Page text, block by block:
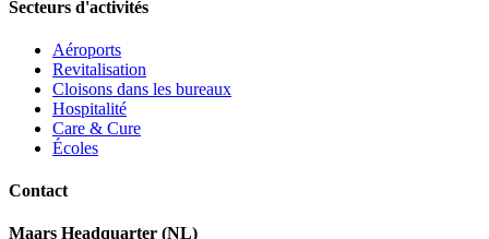
Secteurs d'activités
Aéroports
Revitalisation
Cloisons dans les bureaux
Hospitalité
Care & Cure
Écoles
Contact
Maars Headquarter (NL)